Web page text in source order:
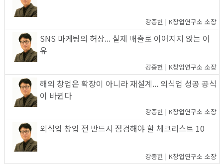
강종헌 | K창업연구소 소장
SNS 마케팅의 허상... 실제 매출로 이어지지 않는 이
유
강종헌 | K창업연구소 소장
해외 창업은 확장이 아니라 재설계... 외식업 성공 공식
이 바뀐다
강종헌 | K창업연구소 소장
외식업 창업 전 반드시 점검해야 할 체크리스트 10
강종헌 | K창업연구소 소장